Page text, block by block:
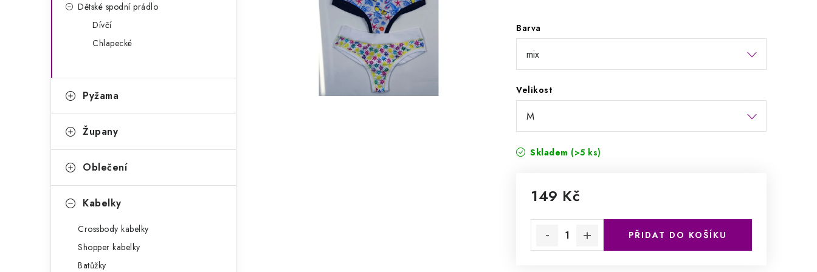
n
í
p
n
i
Dětské spodní prádlo
Dívčí
Chlapecké
Pyžama
Župany
Oblečení
Kabelky
Crossbody kabelky
Shopper kabelky
Batůžky
Barva
Velikost
Skladem (>5 ks)
149 Kč
PŘIDAT DO KOŠÍKU